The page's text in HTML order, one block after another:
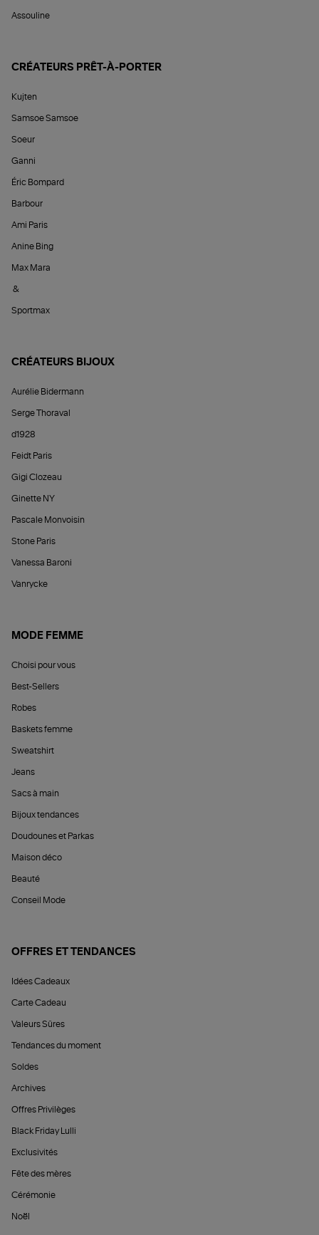
Assouline
CRÉATEURS PRÊT-À-PORTER
Kujten
Samsoe Samsoe
Soeur
Ganni
Éric Bompard
Barbour
Ami Paris
Anine Bing
Max Mara
&
Sportmax
CRÉATEURS BIJOUX
Aurélie Bidermann
Serge Thoraval
d1928
Feidt Paris
Gigi Clozeau
Ginette NY
Pascale Monvoisin
Stone Paris
Vanessa Baroni
Vanrycke
MODE FEMME
Choisi pour vous
Best-Sellers
Robes
Baskets femme
Sweatshirt
Jeans
Sacs à main
Bijoux tendances
Doudounes et Parkas
Maison déco
Beauté
Conseil Mode
OFFRES ET TENDANCES
Idées Cadeaux
Carte Cadeau
Valeurs Sûres
Tendances du moment
Soldes
Archives
Offres Privilèges
Black Friday Lulli
Exclusivités
Fête des mères
Cérémonie
Noël